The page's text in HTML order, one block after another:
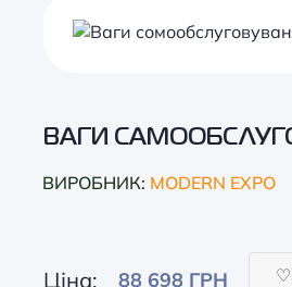
ВАГИ
ВИРОБНИК: MODERN EXPO
Ціна: 88 698 ГРН